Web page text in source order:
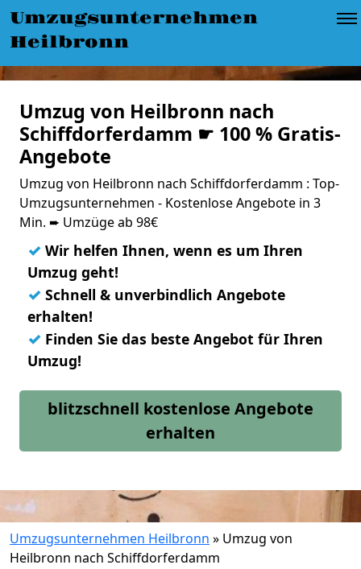
Umzugsunternehmen
Heilbronn
Umzug von Heilbronn nach
Schiffdorferdamm ☛ 100 % Gratis-
Angebote
Umzug von Heilbronn nach Schiffdorferdamm : Top-
Umzugsunternehmen - Kostenlose Angebote in 3
Min. ➨ Umzüge ab 98€
✓ Wir helfen Ihnen, wenn es um Ihren
Umzug geht!
✓ Schnell & unverbindlich Angebote
erhalten!
✓ Finden Sie das beste Angebot für Ihren
Umzug!
blitzschnell kostenlose Angebote
erhalten
Umzugsunternehmen Heilbronn » Umzug von
Heilbronn nach Schiffdorferdamm